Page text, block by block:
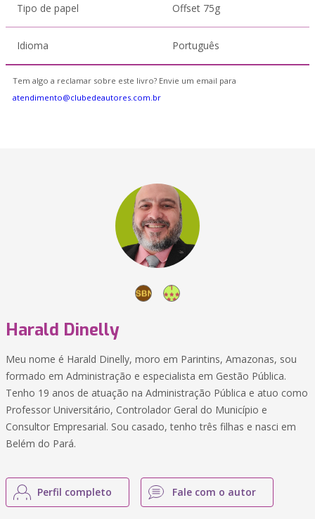
Tipo de papel Offset 75g
Idioma Português
Tem algo a reclamar sobre este livro? Envie um email para
atendimento@clubedeautores.com.br
Harald Dinelly
Meu nome é Harald Dinelly, moro em Parintins, Amazonas, sou
formado em Administração e especialista em Gestão Pública.
Tenho 19 anos de atuação na Administração Pública e atuo como
Professor Universitário, Controlador Geral do Município e
Consultor Empresarial. Sou casado, tenho três filhas e nasci em
Belém do Pará.
Perfil completo Fale com o autor